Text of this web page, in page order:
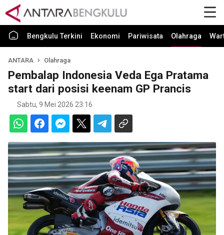
Bengkulu Terkini Ekonomi Pariwisata Olahraga
ANTARA Olahraga
Pembalap Indonesia Veda Ega Pratama
start dari posisi keenam GP Prancis
Sabtu, 9 Mei 2026 23:16